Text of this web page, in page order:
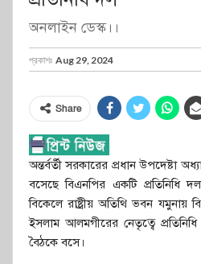
অনলাইন ডেস্ক।।
প্রকাশঃ Aug 29, 2024
Share
অন্তর্বর্তী সরকারের প্রধান উপদেষ্টা
বসেছে বিএনপির একটি প্রতিনিধি
বিকেলে রাষ্ট্রীয় অতিথি ভবন যমুনায়
ইসলাম আলমগীরের নেতৃত্বে
বৈঠকে বসে।